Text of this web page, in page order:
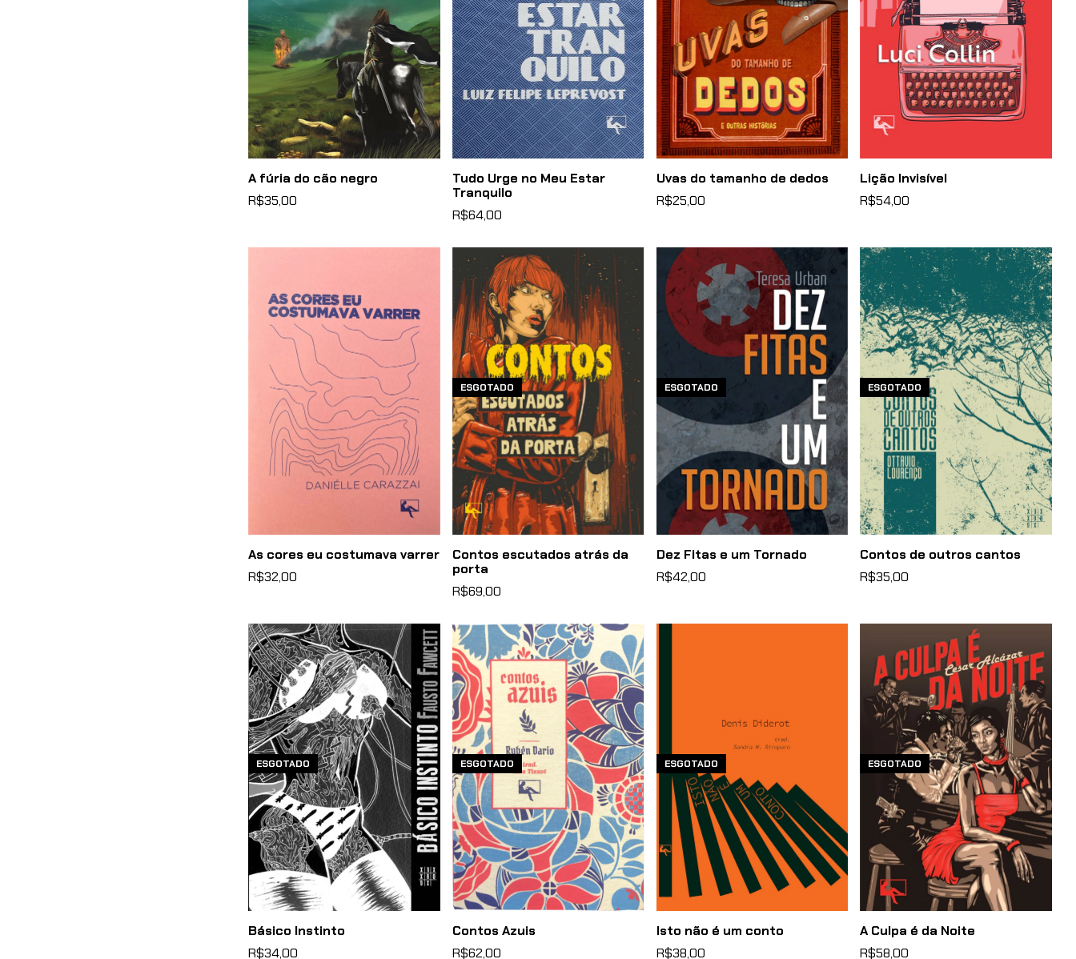
A fúria do cão negro
R$35,00
Tudo Urge no Meu Estar
Tranquilo
R$64,00
Uvas do tamanho de dedos
R$25,00
Lição Invisível
R$54,00
As cores eu costumava varrer
R$32,00
ESGOTADO
Contos escutados atrás da
porta
R$69,00
ESGOTADO
Dez Fitas e um Tornado
R$42,00
ESGOTADO
Contos de outros cantos
R$35,00
ESGOTADO
Básico Instinto
R$34,00
ESGOTADO
Contos Azuis
R$62,00
ESGOTADO
Isto não é um conto
R$38,00
ESGOTADO
A Culpa é da Noite
R$58,00